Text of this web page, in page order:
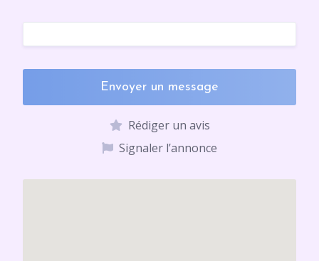
Envoyer un message
Rédiger un avis
Signaler l’annonce